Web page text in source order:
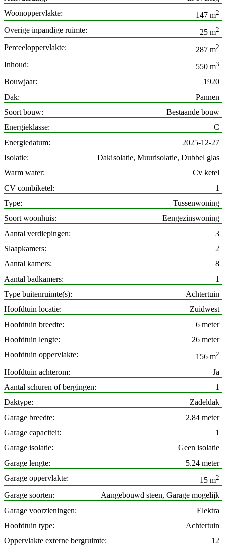
Woonoppervlakte
147 m2
Overige inpandige ruimte 25 m2
Perceeloppervlakte 287 m2
Inhoud 550 m3
Bouwjaar
1920
Dak
Pannen
Soort bouw
Bestaande bouw
Energieklasse
C
Energiedatum
2025-12-27
Isolatie
Dakisolatie, Muurisolatie, Dubbel glas
Warm water
Cv ketel
CV combiketel
1
Type
Tussenwoning
Soort woonhuis
Eengezinswoning
Aantal verdiepingen
3
Slaapkamers
2
Aantal kamers
8
Aantal badkamers
1
Type buitenruimte(s)
Achtertuin
Hoofdtuin locatie
Zuidwest
Hoofdtuin breedte
6 meter
Hoofdtuin lengte
26 meter
Hoofdtuin oppervlakte
156 m2
Hoofdtuin achterom
Ja
Aantal schuren of bergingen
1
Daktype
Zadeldak
Garage breedte
2.84 meter
Garage capaciteit
1
Garage isolatie
Geen isolatie
Garage lengte
5.24 meter
Garage oppervlakte
15 m2
Garage soorten
Aangebouwd steen, Garage mogelijk
Garage voorzieningen
Elektra
Hoofdtuin type
Achtertuin
Oppervlakte externe bergruimte
12